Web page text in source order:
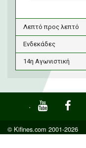
Λεπτό προς λεπτό
Ενδεκάδες
14η Αγωνιστική
·
© Kifines.com 2001-2026